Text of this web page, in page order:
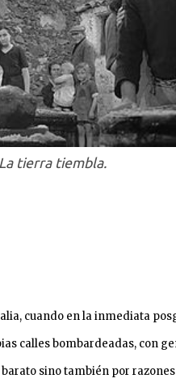
La tierra tiembla.
cuando en la inmediata
calles bombardeadas, con
sino también por